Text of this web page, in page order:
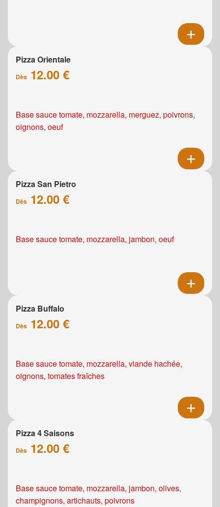
Pizza Orientale
Dès 12.00 €
Base sauce tomate, mozzarella, merguez, poivrons,
oignons, oeuf
Pizza San Pietro
Dès 12.00 €
Base sauce tomate, mozzarella, jambon, oeuf
Pizza Buffalo
Dès 12.00 €
Base sauce tomate, mozzarella, viande hachée,
oignons, tomates fraîches
Pizza 4 Saisons
Dès 12.00 €
Base sauce tomate, mozzarella, jambon, olives,
champignons, artichauts, poivrons